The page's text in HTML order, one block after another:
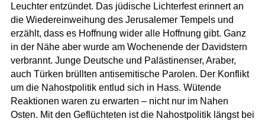
Leuchter entzündet. Das jüdische Lichterfest erinnert an
die Wiedereinweihung des Jerusalemer Tempels und
erzählt, dass es Hoffnung wider alle Hoffnung gibt. Ganz
in der Nähe aber wurde am Wochenende der Davidstern
verbrannt. Junge Deutsche und Palästinenser, Araber,
auch Türken brüllten antisemitische Parolen. Der Konflikt
um die Nahostpolitik entlud sich in Hass. Wütende
Reaktionen waren zu erwarten – nicht nur im Nahen
Osten. Mit den Geflüchteten ist die Nahostpolitik längst bei